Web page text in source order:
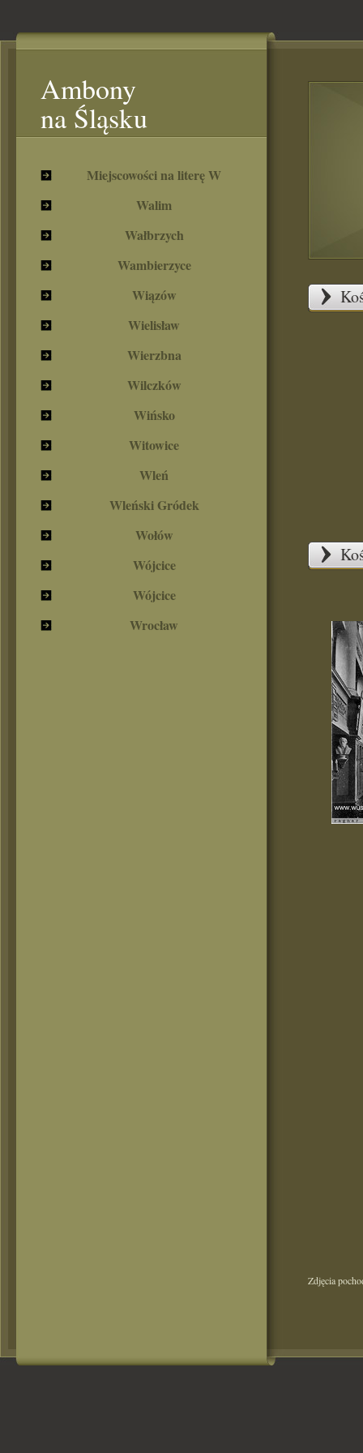
Ambony
na Śląsku
Miejscowości na literę W
Walim
Wałbrzych
Wambierzyce
Wiązów
Wielisław
Wierzbna
Wilczków
Wińsko
Witowice
Wleń
Wleński Gródek
Wołów
Wójcice
Wójcice
Wrocław
Zdjęcia